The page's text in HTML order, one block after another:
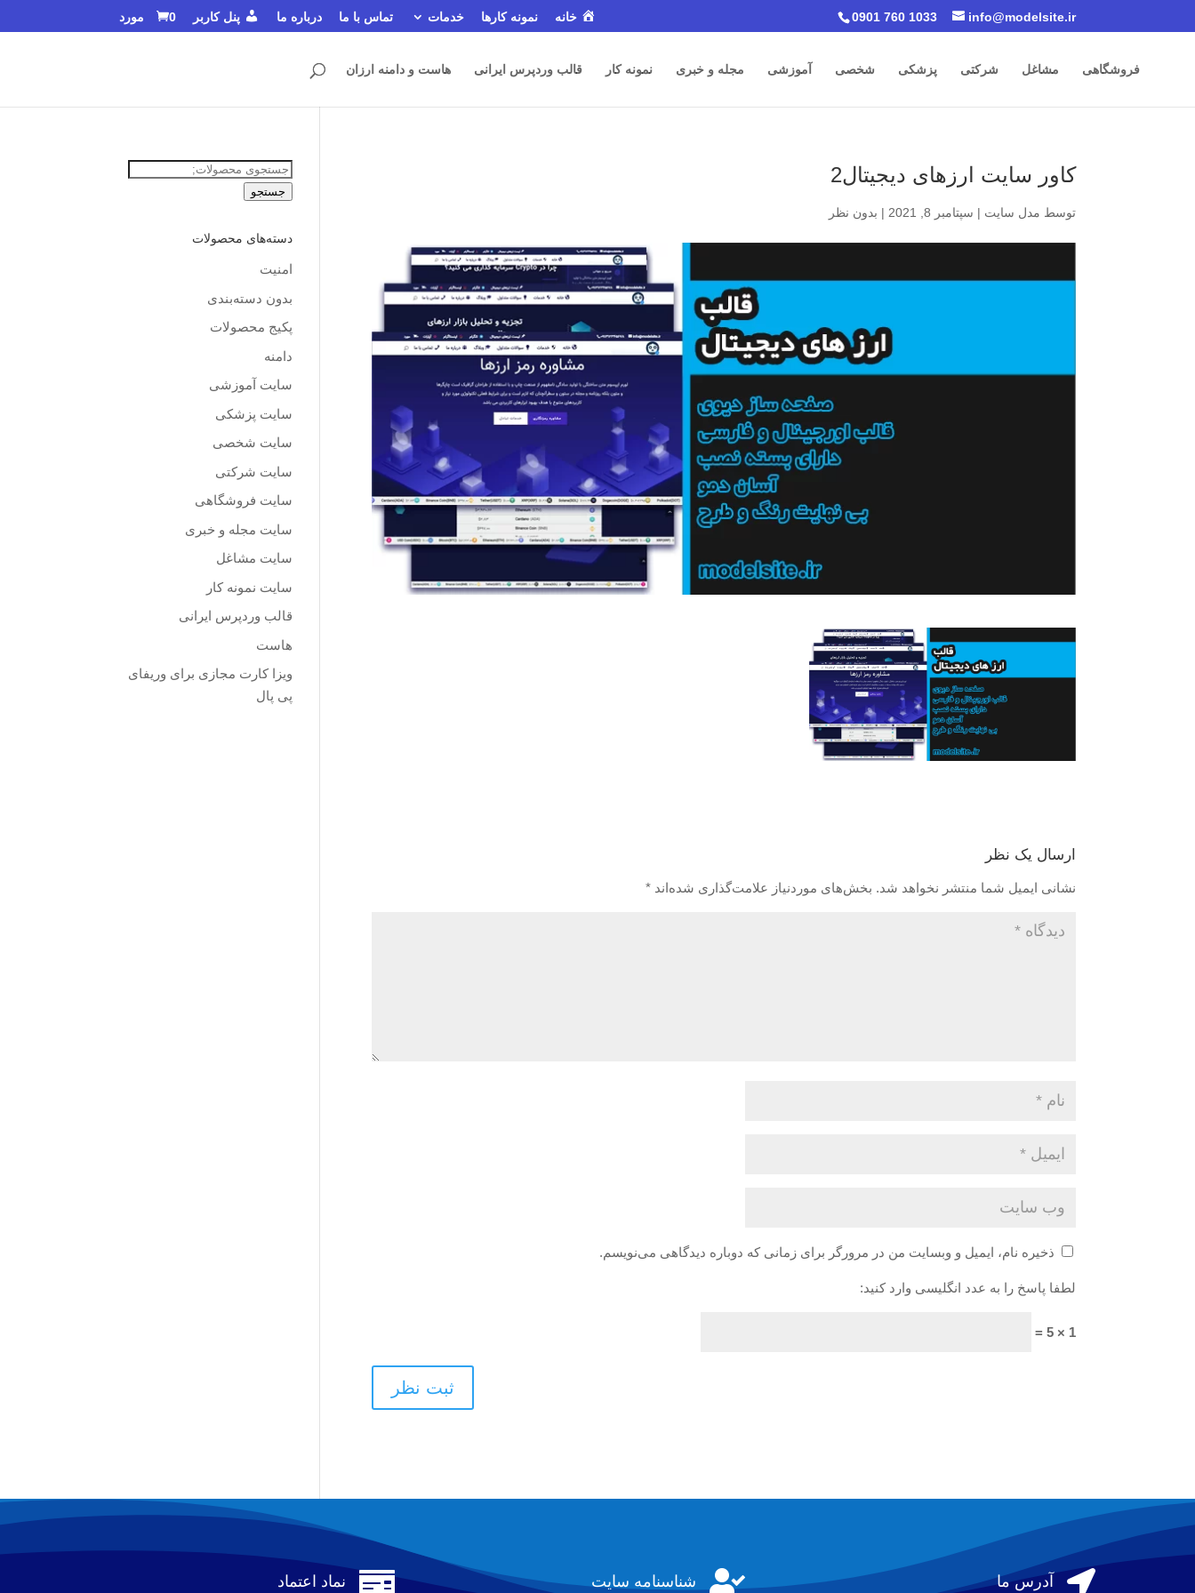
0901 760 1033 info@modelsite.ir خانه نمونه کارها خدمات تماس با ما درباره ما پنل کاربر 0 مورد
فروشگاهی مشاغل شرکتی پزشکی شخصی آموزشی مجله و خبری نمونه کار قالب وردپرس ایرانی هاست و دامنه ارزان
کاور سایت ارزهای دیجیتال2
توسط مدل سایت | سپتامبر 8, 2021 | بدون نظر
ارسال یک نظر
نشانی ایمیل شما منتشر نخواهد شد. بخش‌های موردنیاز علامت‌گذاری شده‌اند*
ذخیره نام، ایمیل و وبسایت من در مرورگر برای زمانی که دوباره دیدگاهی می‌نویسم.
لطفا پاسخ را به عدد انگلیسی وارد کنید:
1 × 5 =
جستجو
برای:
جستجو
دسته‌های محصولات
امنیت
بدون دسته‌بندی
پکیج محصولات
دامنه
سایت آموزشی
سایت پزشکی
سایت شخصی
سایت شرکتی
سایت فروشگاهی
سایت مجله و خبری
سایت مشاغل
سایت نمونه کار
قالب وردپرس ایرانی
هاست
ویزا کارت مجازی برای وریفای
پی پال
 نماد اعتماد  شناسنامه سایت  آدرس ما